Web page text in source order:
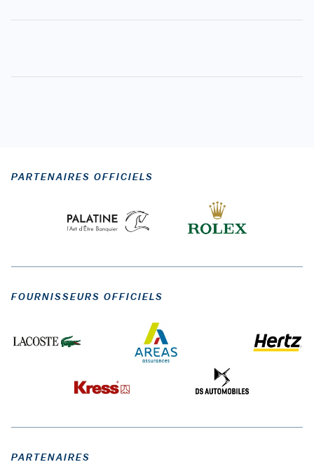
PARTENAIRES OFFICIELS
FOURNISSEURS OFFICIELS
PARTENAIRES